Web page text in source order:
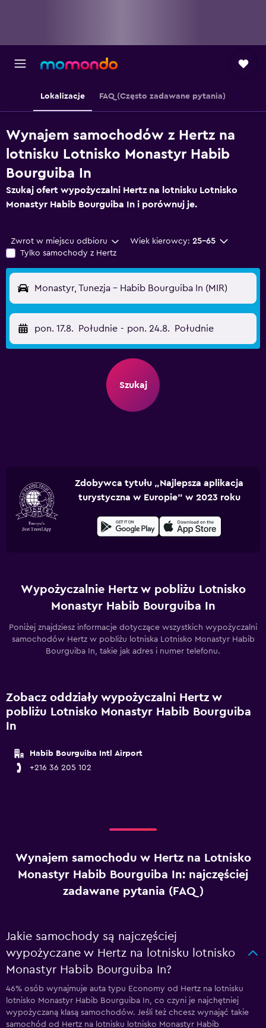
Lokalizacje FAQ (Często zadawane pytania)
Wynajem samochodów z Hertz na
lotnisku Lotnisko Monastyr Habib
Bourguiba In
Szukaj ofert wypożyczalni Hertz na lotnisku Lotnisko
Monastyr Habib Bourguiba In i porównuj je.
Zwrot w miejscu odbioru Wiek kierowcy: 25-65
Tylko samochody z Hertz
Monastyr, Tunezja - Habib Bourguiba In (MIR)
pon. 17.8. Południe - pon. 24.8. Południe
Szukaj
Zdobywca tytułu „Najlepsza aplikacja
turystyczna w Europie” w 2023 roku
Wypożyczalnie Hertz w pobliżu Lotnisko
Monastyr Habib Bourguiba In
Poniżej znajdziesz informacje dotyczące wszystkich wypożyczalni
samochodów Hertz w pobliżu lotniska Lotnisko Monastyr Habib
Bourguiba In, takie jak adres i numer telefonu.
Zobacz oddziały wypożyczalni Hertz w
pobliżu Lotnisko Monastyr Habib Bourguiba
In
Habib Bourguiba Intl Airport
+216 36 205 102
Wynajem samochodu w Hertz na Lotnisko
Monastyr Habib Bourguiba In: najczęściej
zadawane pytania (FAQ)
Jakie samochody są najczęściej
wypożyczane w Hertz na lotnisku lotnisko
Monastyr Habib Bourguiba In?
46% osób wynajmuje auta typu Economy od Hertz na lotnisku
lotnisko Monastyr Habib Bourguiba In, co czyni je najchętniej
wypożyczaną klasą samochodów. Jeśli też chcesz wynająć takie
samochód od Hertz na lotnisku lotnisko Monastyr Habib